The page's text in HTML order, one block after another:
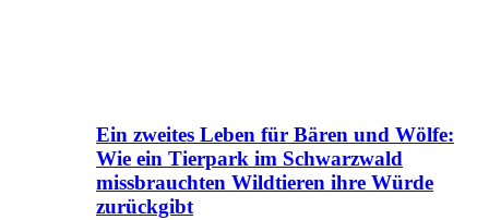
Ein zweites Leben für Bären und Wölfe:
Wie ein Tierpark im Schwarzwald
missbrauchten Wildtieren ihre Würde
zurückgibt